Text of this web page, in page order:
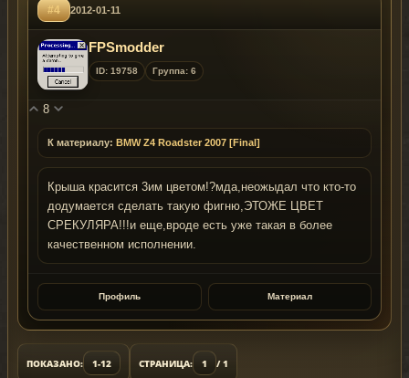
#4 2012-01-11
FPSmodder
ID: 19758 Группа: 6
8
К материалу: BMW Z4 Roadster 2007 [Final]
Крыша красится 3им цветом!?мда,неожыдал что кто-то
додумается сделать такую фигню,ЭТОЖЕ ЦВЕТ
СРЕКУЛЯРА!!!и еще,вроде есть уже такая в более
качественном исполнении.
Профиль Материал
ПОКАЗАНО: 1-12 СТРАНИЦА: 1 / 1